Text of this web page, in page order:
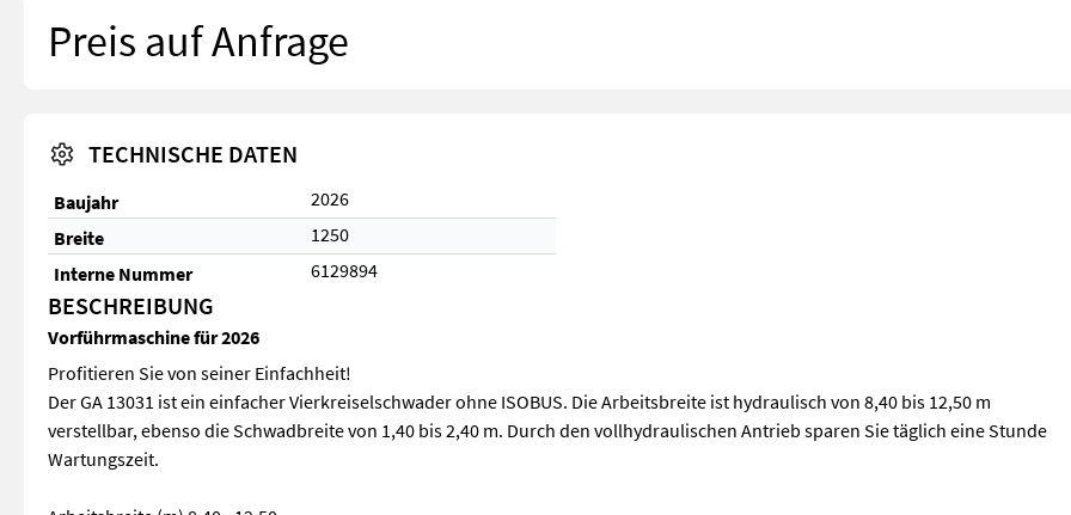
Preis auf Anfrage
TECHNISCHE DATEN
Baujahr
2026
Breite
1250
Interne Nummer
6129894
BESCHREIBUNG
Vorführmaschine für 2026
Profitieren Sie von seiner Einfachheit!
Der GA 13031 ist ein einfacher Vierkreiselschwader ohne ISOBUS. Die Arbeitsbreite ist hydraulisch von 8,40 bis 12,50 m
verstellbar, ebenso die Schwadbreite von 1,40 bis 2,40 m. Durch den vollhydraulischen Antrieb sparen Sie täglich eine Stunde
Wartungszeit.